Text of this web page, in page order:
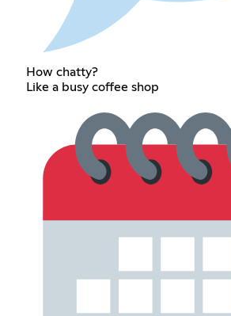
How chatty?
Like a busy coffee shop